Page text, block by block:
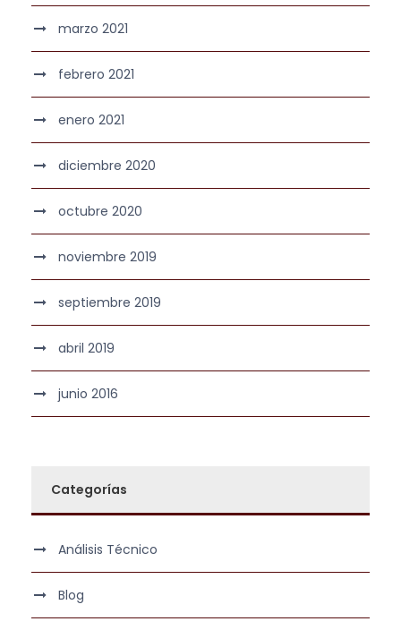
marzo 2021
febrero 2021
enero 2021
diciembre 2020
octubre 2020
noviembre 2019
septiembre 2019
abril 2019
junio 2016
Categorías
Análisis Técnico
Blog